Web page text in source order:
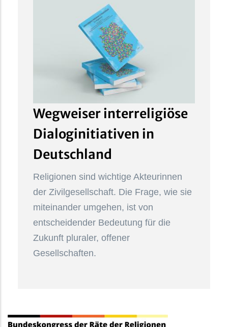
Wegweiser interreligiöse
Dialoginitiativen in
Deutschland
Religionen sind wichtige Akteurinnen
der Zivilgesellschaft. Die Frage, wie sie
miteinander umgehen, ist von
entscheidender Bedeutung für die
Zukunft pluraler, offener
Gesellschaften.